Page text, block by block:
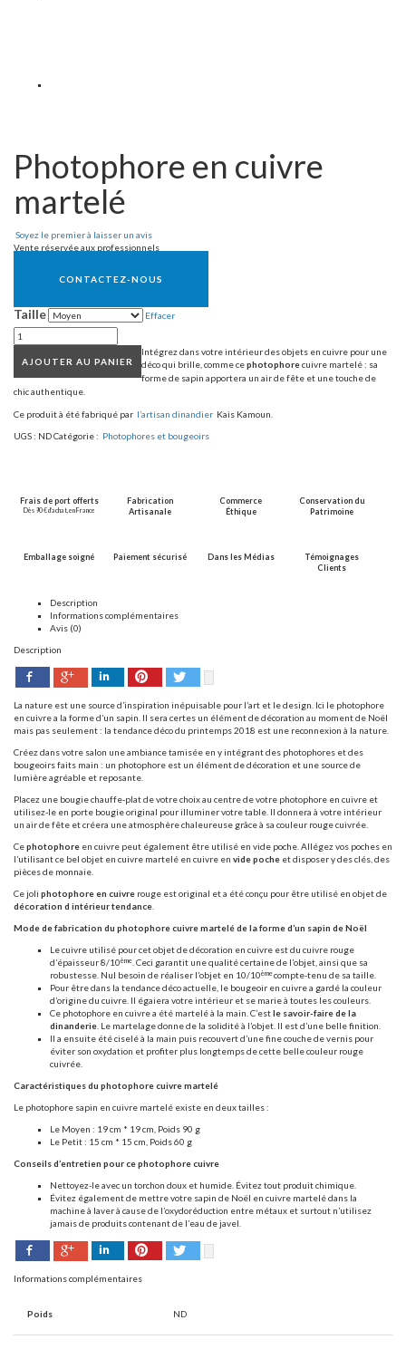
Photophore en cuivre
martelé
Soyez le premier à laisser un avis
Vente réservée aux professionnels
CONTACTEZ-NOUS
Taille Effacer
AJOUTER AU PANIER
Intégrez dans votre intérieur des objets en cuivre pour une
déco qui brille, comme cephotophorecuivre martelé: sa
forme de sapin apportera un air de fête et une touche de
chic authentique.
Ce produit à été fabriqué par l’artisan dinandier Kais Kamoun.
UGS : NDCatégorie : Photophores et bougeoirs
Frais de port offerts
Dès 90 € d’achat, en France
Fabrication
Artisanale
Commerce
Éthique
Conservation du
Patrimoine
Emballage soigné Paiement sécurisé Dans les Médias
Témoignages
Clients
Description
Informations complémentaires
Avis (0)
Description
Facebook Google+ LinkedIn Pinterest
La nature est une source d’inspiration inépuisable pour l’art et le design. Ici le photophore
en cuivre a la forme d’un sapin. Il sera certes un élément de décoration au moment de Noël
mais pas seulement : la tendance déco du printemps 2018 est une reconnexion à la nature.
Créez dans votre salon une ambiance tamisée en y intégrant des photophores et des
bougeoirs faits main : un photophore est un élément de décoration et une source de
lumière agréable et reposante.
Placez une bougie chauffe-plat de votre choix au centre de votre photophore en cuivre et
utilisez-le en porte bougie original pour illuminer votre table. Il donnera à votre intérieur
un air de fête et créera une atmosphère chaleureuse grâce à sa couleur rouge cuivrée.
Cephotophore en cuivre peut également être utilisé en vide poche. Allégez vos poches en
l’utilisant ce bel objet en cuivre martelé en cuivre en vide poche et disposer y des clés, des
pièces de monnaie.
Ce joli photophoreen cuivre rouge est original et a été conçu pour être utilisé en objet de
décoration d intérieur tendance.
Mode de fabrication du photophore cuivre martelé de la forme d’un sapin de Noël
Le cuivre utilisé pour cet objet de décoration en cuivre est du cuivre rouge
d’épaisseur 8/10ème. Ceci garantit une qualité certaine de l’objet, ainsi que sa
robustesse. Nul besoin de réaliser l’objet en 10/10èmecompte-tenu de sa taille.
Pour être dans la tendance déco actuelle, le bougeoir en cuivre a gardé la couleur
d’origine du cuivre. Il égaiera votre intérieur et se marie à toutes les couleurs.
Ce photophore en cuivre a été martelé à la main. C’estle savoir-faire de la
dinanderie. Le martelage donne de la solidité à l’objet. Il est d’une belle finition.
Il a ensuite été ciselé à la main puis recouvert d’une fine couche de vernis pour
éviter son oxydation et profiter plus longtemps de cette belle couleur rouge
cuivrée.
Caractéristiques du photophore cuivre martelé
Le photophore sapin en cuivre martelé existe en deux tailles :
Le Moyen : 19 cm * 19 cm, Poids 90 g
Le Petit : 15 cm * 15 cm, Poids 60 g
Conseils d’entretien pour ce photophore cuivre
Nettoyez-le avec un torchon doux et humide. Évitez tout produit chimique.
Évitez également de mettre votre sapin de Noël en cuivre martelé dans la
machine à laver à cause de l’oxydoréduction entre métaux et surtout n’utilisez
jamais de produits contenant de l’eau de javel.
Facebook Google+ LinkedIn Pinterest
Informations complémentaires
Poids ND